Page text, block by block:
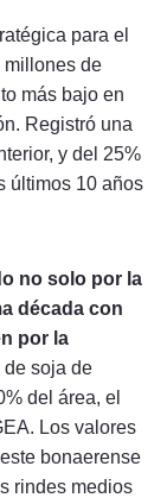
para el
millones de
más bajo en
Registró una
y del 25%
últimos 10 años
no solo por la
década con
por la
soja de
del área, el
Los valores
bonaerense
rindes medios